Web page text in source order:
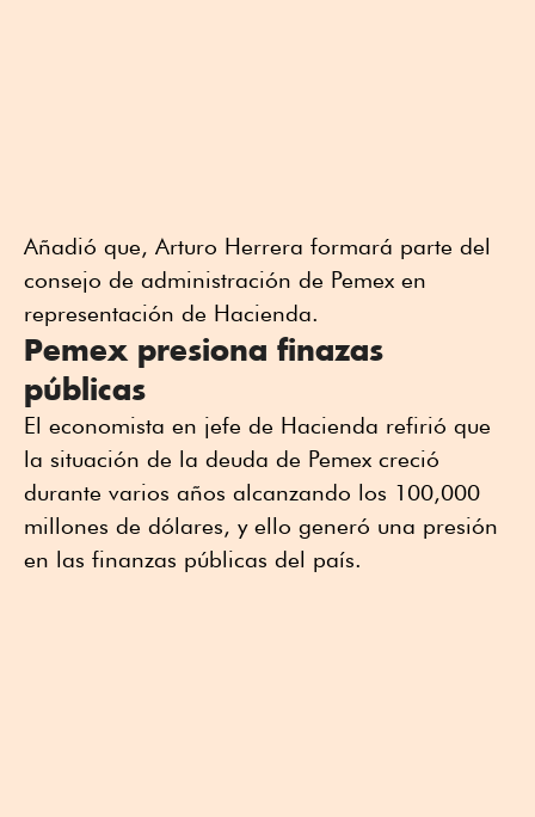
Añadió que, Arturo Herrera formará parte del
consejo de administración de Pemex en
representación de Hacienda.
Pemex presiona finazas
públicas
El economista en jefe de Hacienda refirió que
la situación de la deuda de Pemex creció
durante varios años alcanzando los 100,000
millones de dólares, y ello generó una presión
en las finanzas públicas del país.